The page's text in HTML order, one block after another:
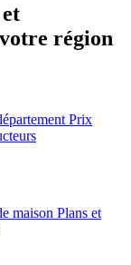
région
Prix
maison Plans et